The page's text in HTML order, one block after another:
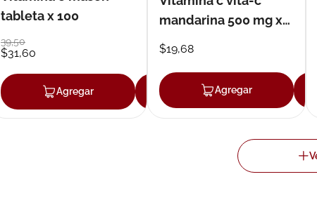
tableta x 100
39,50
$31,60
Agregar Agregar
mandarina 500 mg x
5mg tableta
masticable x 4
$19,68
Agregar